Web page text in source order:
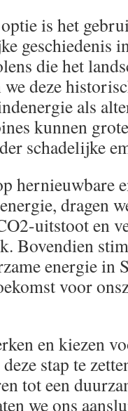
is het
geschiedenis
die het
deze
als
kunnen
schadelijke
hernieuwbare
dragen
uitstoot en
Bovendien
energie in
voor
en kiezen
stap te
tot een
we ons